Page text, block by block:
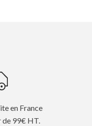
en France
99€ HT.